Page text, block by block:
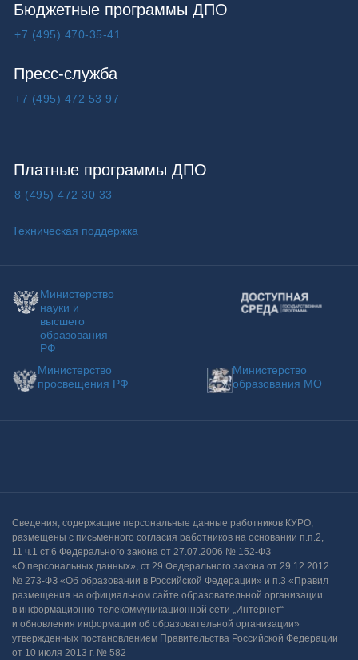
Бюджетные программы ДПО
+7 (495) 470-35-41
Пресс-служба
+7 (495) 472 53 97
Платные программы ДПО
8 (495) 472 30 33
Техническая поддержка
Министерство
науки и
высшего
образования
РФ
Министерство
просвещения РФ
Министерство
образования МО
Доступная среда
Сведения, содержащие персональные данные работников КУРО,
размещены с письменного согласия работников на основании п.п.2,
11 ч.1 ст.6 Федерального закона от 27.07.2006 № 152-ФЗ
«О персональных данных», ст.29 Федерального закона от 29.12.2012
№ 273-ФЗ «Об образовании в Российской Федерации» и п.3 «Правил
размещения на официальном сайте образовательной организации
в информационно-телекоммуникационной сети „Интернет“
и обновления информации об образовательной организации»
утвержденных постановлением Правительства Российской Федерации
от 10 июля 2013 г. № 582